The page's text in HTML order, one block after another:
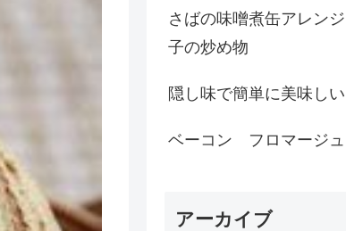
さばの味噌煮缶アレン
子の炒め物
隠し味で簡単に美味し
ベーコン フロマージ
アーカイブ